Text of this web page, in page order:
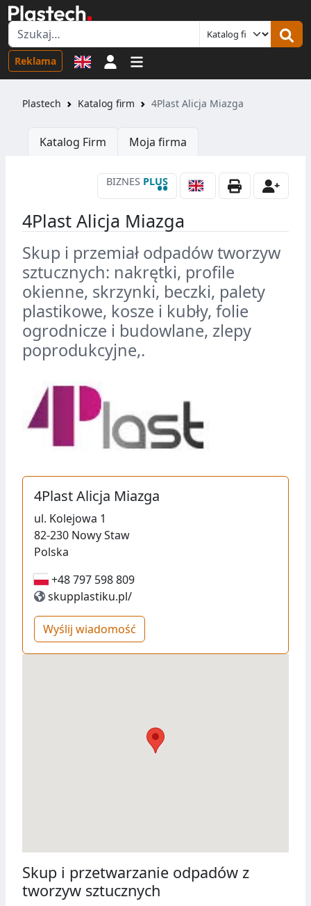
Reklama Logowanie
Plastech Katalog firm 4Plast Alicja Miazga
Katalog Firm Moja firma
BIZNES PLUS
••
4Plast Alicja Miazga
Skup i przemiał odpadów tworzyw
sztucznych: nakrętki, profile
okienne, skrzynki, beczki, palety
plastikowe, kosze i kubły, folie
ogrodnicze i budowlane, zlepy
poprodukcyjne,.
4Plast Alicja Miazga
ul. Kolejowa 1
82-230 Nowy Staw
Polska
+48 797 598809
+48 797 598 809
skupplastiku.pl/
Wyślij wiadomość
Skup i przetwarzanie odpadów z
tworzyw sztucznych